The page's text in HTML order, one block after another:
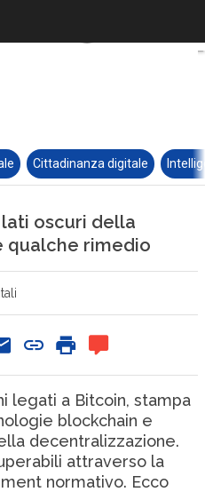
Cittadinanza digitale
oscuri della
qualche rimedio
legati a Bitcoin, stampa
blockchain e
decentralizzazione.
attraverso la
normativo. Ecco